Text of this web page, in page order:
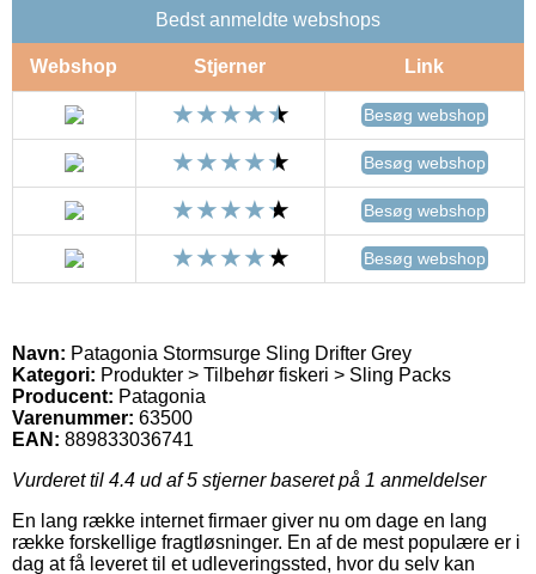
Bedst anmeldte webshops
Webshop Stjerner Link
Besøg webshop
Besøg webshop
Besøg webshop
Besøg webshop
Navn: Patagonia Stormsurge Sling Drifter Grey
Kategori: Produkter > Tilbehør fiskeri > Sling Packs
Producent: Patagonia
Varenummer: 63500
EAN: 889833036741
Vurderet til 4.4 ud af 5 stjerner baseret på 1 anmeldelser
En lang række internet firmaer giver nu om dage en lang
række forskellige fragtløsninger. En af de mest populære er i
dag at få leveret til et udleveringssted, hvor du selv kan